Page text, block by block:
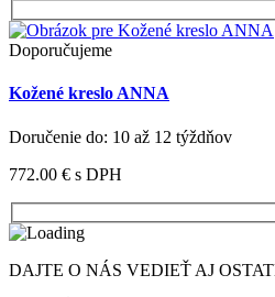
Doporučujeme
Kožené kreslo ANNA
Doručenie do: 10 až 12 týždňov
772.00 € s DPH
DAJTE O NÁS VEDIEŤ AJ